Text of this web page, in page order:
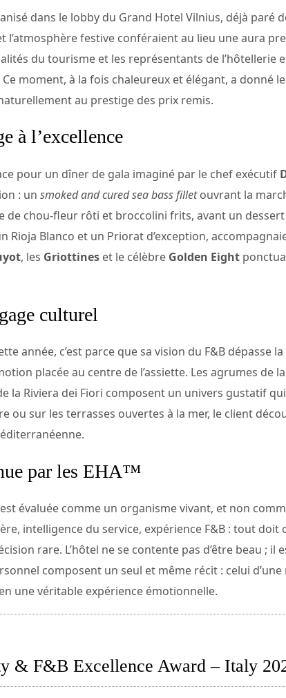
dans le lobby du Grand Hotel Vilnius, déjà paré
l’atmosphère festive conféraient au lieu une aura
du tourisme et les représentants de l’hôtellerie
moment, à la fois chaleureux et élégant, a donné
au prestige des prix remis.
à l’excellence
pour un dîner de gala imaginé par le chef exécutif
: un smoked and cured sea bass filletouvrant la
de chou-fleur rôti et broccolini frits, avant un
Rioja Blanco et un Priorat d’exception,
, les Griottines et le célèbre Golden Eight
culturel
année, c’est parce que sa vision du F&B dépasse
placée au centre de l’assiette. Les agrumes de
la Riviera dei Fiori composent un univers gustatif
ou sur les terrasses ouvertes à la mer, le client
par les EHA™
évaluée comme un organisme vivant, et non
intelligence du service, expérience F&B : tout doit
rare. L’hôtel ne se contente pas d’être beau ; il
composent un seul et même récit : celui
une véritable expérience émotionnelle.
& F&B Excellence Award – Italy